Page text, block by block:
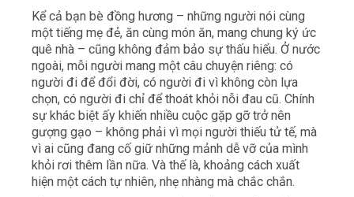
Kể cả bạn bè đồng hương – những người nói cùng
một tiếng mẹ đẻ, ăn cùng món ăn, mang chung ký ức
quê nhà – cũng không đảm bảo sự thấu hiểu. Ở nước
ngoài, mỗi người mang một câu chuyện riêng: có
người đi để đổi đời, có người đi vì không còn lựa
chọn, có người đi chỉ để thoát khỏi nỗi đau cũ. Chính
sự khác biệt ấy khiến nhiều cuộc gặp gỡ trở nên
gượng gạo – không phải vì mọi người thiếu tử tế, mà
vì ai cũng đang cố giữ những mảnh dễ vỡ của mình
khỏi rơi thêm lần nữa. Và thế là, khoảng cách xuất
hiện một cách tự nhiên, nhẹ nhàng mà chắc chắn.